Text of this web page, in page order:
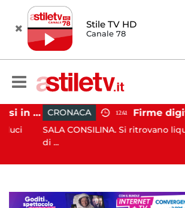
Stile TV HD
Canale 78
Tramonti, 19 scout dispersi in montagna salvati dai vigili del fuoco CRONACA 12:41
SALA CONSILINA. Si ritrovano